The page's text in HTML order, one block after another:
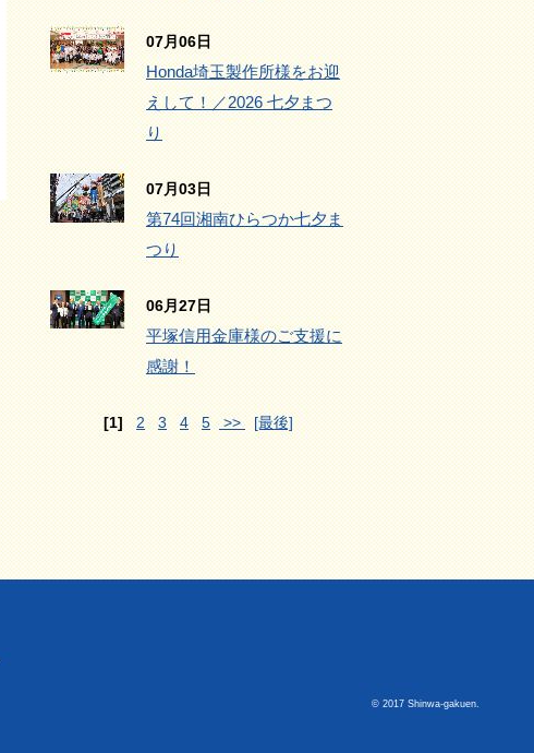
07月06日
Honda埼玉製作所様をお迎
えして！／2026 七夕まつ
り
07月03日
第74回湘南ひらつか七夕ま
つり
06月27日
平塚信用金庫様のご支援に
感謝！
[1] 2 3 4 5 >> [最後]
© 2017 Shinwa-gakuen.